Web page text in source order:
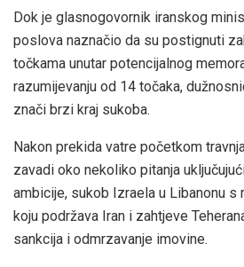
Dok je glasnogovornik iranskog
poslova naznačio da su postignuti
točkama unutar potencijalnog
razumijevanju od 14 točaka,
znači brzi kraj sukoba.
Nakon prekida vatre početkom
zavadi oko nekoliko pitanja
ambicije, sukob Izraela u Libanonu
koju podržava Iran i zahtjeve
sankcija i odmrzavanje imovine.